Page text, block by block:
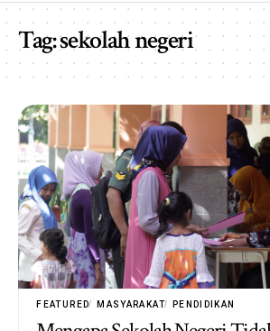
Tag:sekolah negeri
FEATURED MASYARAKAT PENDIDIKAN